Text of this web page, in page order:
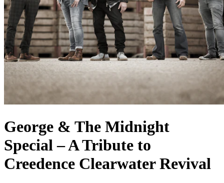
George & The Midnight
Special – A Tribute to
Creedence Clearwater Revival